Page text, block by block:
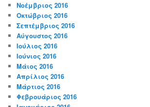
Νοέμβριος 2016
Οκτώβριος 2016
Σεπτέμβριος 2016
Αύγουστος 2016
Ιούλιος 2016
Ιούνιος 2016
Μάιος 2016
Απρίλιος 2016
Μάρτιος 2016
Φεβρουάριος 2016